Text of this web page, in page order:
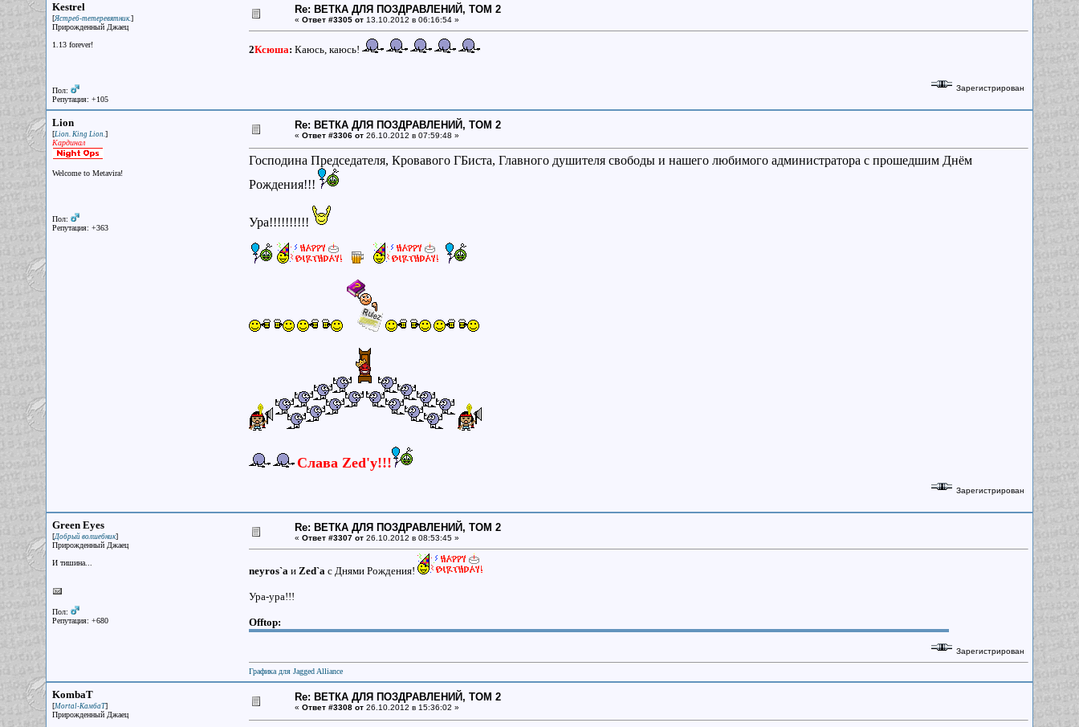
Kestrel
[Ястреб-тетеревятник.]
Прирожденный Джаец
1.13 forever!
Пол:
Репутация: +105
Re: ВЕТКА ДЛЯ ПОЗДРАВЛЕНИЙ, ТОМ 2
« Ответ #3305 от 13.10.2012 в 06:16:54 »
2Ксюша: Каюсь, каюсь!
Зарегистрирован
Lion
[Lion. King Lion.]
Кардинал
Welcome to Metavira!
Пол:
Репутация: +363
Re: ВЕТКА ДЛЯ ПОЗДРАВЛЕНИЙ, ТОМ 2
« Ответ #3306 от 26.10.2012 в 07:59:48 »
Господина Председателя, Кровавого ГБиста, Главного душителя свободы и нашего любимого администратора с прошедшим Днём
Рождения!!!
Ура!!!!!!!!!!
Слава Zed'y!!!
Зарегистрирован
Green Eyes
[Добрый волшебник]
Прирожденный Джаец
И тишина...
Пол:
Репутация: +680
Re: ВЕТКА ДЛЯ ПОЗДРАВЛЕНИЙ, ТОМ 2
« Ответ #3307 от 26.10.2012 в 08:53:45 »
neyros`a и Zed`a с Днями Рождения!
Ура-ура!!!
Offtop:
Зарегистрирован
Графика для Jagged Alliance
KombaT
[Mortal-КамбаТ]
Прирожденный Джаец
Re: ВЕТКА ДЛЯ ПОЗДРАВЛЕНИЙ, ТОМ 2
« Ответ #3308 от 26.10.2012 в 15:36:02 »